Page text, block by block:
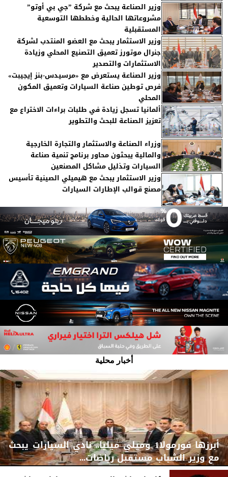
وزير الصناعة يبحث مع شركة ”جي بي أوتو”
مشروعاتها الحالية وخططها التوسعية
المستقبلية
وزير الاستثمار يبحث مع العضو المنتدب لشركة
جنرال موتورز تعميق التصنيع المحلي وزيادة
الاستثمارات والتصدير
وزير الصناعة يستعرض مع «مرسيدس-بنز إيجيبت»
فرص توطين صناعة السيارات وتعميق المكون
المحلي
ألمانيا تسجل زيادة في طلبات براءات الاختراع مع
تعزيز الصناعة للبحث والتطوير
وزراء الصناعة والاستثمار والتجارة الخارجية
والمالية يبحثون محاور برنامج تنمية صناعة
السيارات وتذليل مشاكل المصنعين
وزير الاستثمار يبحث مع هيميلي الصينية تأسيس
مصنع قوالب الإطارات السيارات
أخبار محلية
أبرزها فورمولا1 وميلي ميليا.. نادي السيارات يبحث
مع وزير الشباب مستقبل ‏‏‏رياضات...